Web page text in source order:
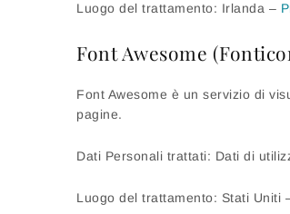
Luogo del trattamento: Irlanda –
Font Awesome
Font Awesome è un servizio di
pagine.
Dati Personali trattati: Dati di
Luogo del trattamento: Stati Uniti